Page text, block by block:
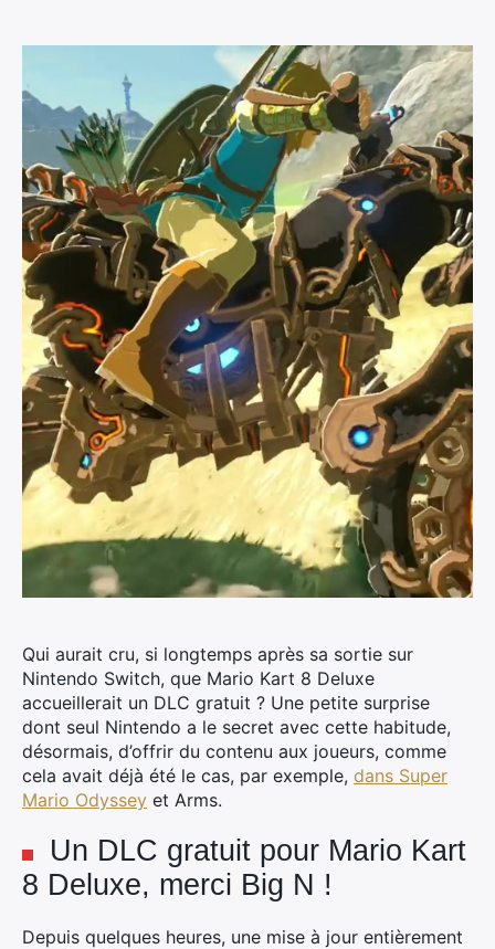
Qui aurait cru, si longtemps après sa sortie sur
Nintendo Switch, que Mario Kart 8 Deluxe
accueillerait un DLC gratuit ? Une petite surprise
dont seul Nintendo a le secret avec cette habitude,
désormais, d’offrir du contenu aux joueurs, comme
cela avait déjà été le cas, par exemple, dans Super
Mario Odyssey et Arms.
Un DLC gratuit pour Mario Kart
8 Deluxe, merci Big N !
Depuis quelques heures, une mise à jour entièrement